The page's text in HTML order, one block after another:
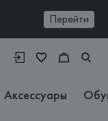
Перейти
Аксессуары